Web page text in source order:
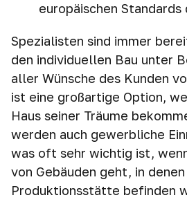
europäischen
Spezialisten sind immer
den individuellen Bau unter
aller Wünsche des Kunden
ist eine großartige Option,
Haus seiner Träume
werden auch gewerbliche
was oft sehr wichtig ist,
von Gebäuden geht, in
Produktionsstätte befinden